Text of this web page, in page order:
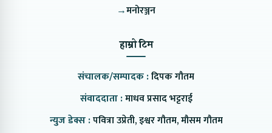
→मनोरञ्जन
हाम्रो टिम
संचालक/सम्पादक :दिपक गौतम
संवाददाता :माधव प्रसाद भट्टराई
न्युज डेक्स :पवित्रा उप्रेती, इश्वर गौतम, मौसम गौतम